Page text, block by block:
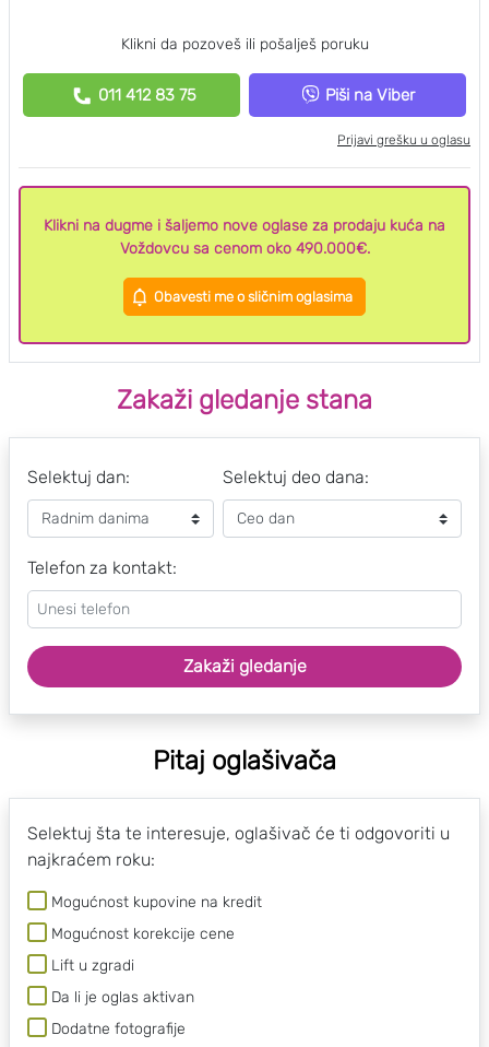
Klikni da pozoveš ili pošalješ poruku
011 412 83 75 Piši na Viber
Prijavi grešku u oglasu
Klikni na dugme i šaljemo nove oglase za prodaju kuća na
Voždovcu sa cenom oko 490.000€.
Obavesti me o sličnim oglasima
Zakaži gledanje stana
Selektuj dan: Selektuj deo dana:
Telefon za kontakt:
Zakaži gledanje
Pitaj oglašivača
Selektuj šta te interesuje, oglašivač će ti odgovoriti u
najkraćem roku:
Mogućnost kupovine na kredit
Mogućnost korekcije cene
Lift u zgradi
Da li je oglas aktivan
Dodatne fotografije